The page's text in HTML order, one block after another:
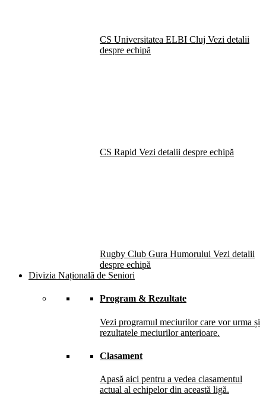
CS Universitatea ELBI Cluj Vezi detalii
despre echipă
CS Rapid Vezi detalii despre echipă
Rugby Club Gura Humorului Vezi detalii
despre echipă
Divizia Națională de Seniori
Program & Rezultate
Vezi programul meciurilor care vor urma și
rezultatele meciurilor anterioare.
Clasament
Apasă aici pentru a vedea clasamentul
actual al echipelor din această ligă.